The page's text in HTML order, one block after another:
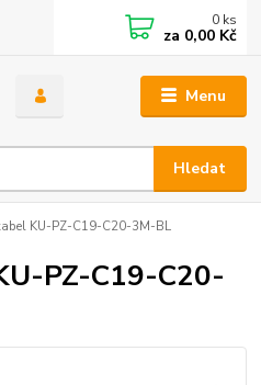
Menu
Hledat
0 ks
za 0,00 Kč
KU-PZ-C19-C20-3M-BL
PZ-C19-C20-